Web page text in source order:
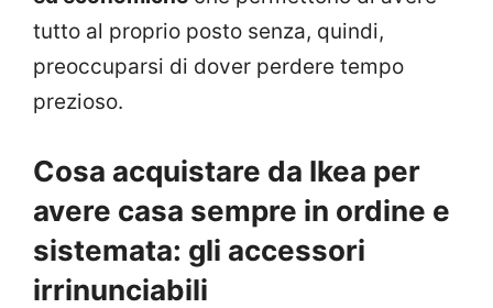
tutto al proprio posto senza, quindi,
preoccuparsi di dover perdere tempo
prezioso.
Cosa acquistare da Ikea per
avere casa sempre in ordine e
sistemata: gli accessori
irrinunciabili